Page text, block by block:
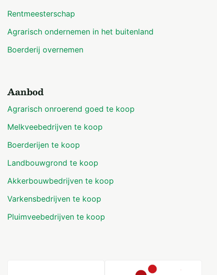
Rentmeesterschap
Agrarisch ondernemen in het buitenland
Boerderij overnemen
Aanbod
Agrarisch onroerend goed te koop
Melkveebedrijven te koop
Boerderijen te koop
Landbouwgrond te koop
Akkerbouwbedrijven te koop
Varkensbedrijven te koop
Pluimveebedrijven te koop